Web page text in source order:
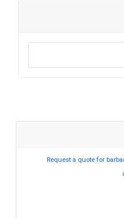
Request a quote for